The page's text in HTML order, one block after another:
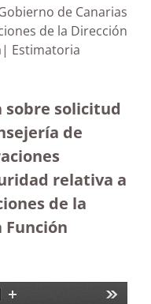
de Canarias
de la Dirección
Estimatoria
sobre solicitud
de
relativa a
de la
Función